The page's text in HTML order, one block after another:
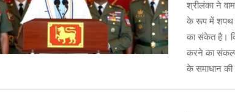
श्रीलंका ने
के रूप में शपथ
का संकेत है।
करने का
के समाधान की